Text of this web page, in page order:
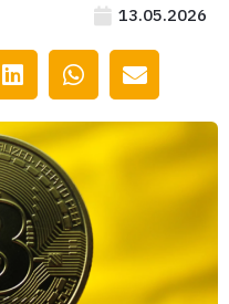
13.05.2026